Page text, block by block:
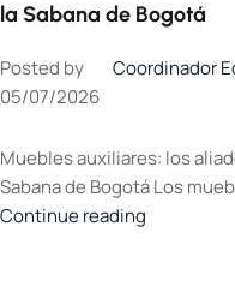
la Sabana de Bogotá
Posted by
Coordinador
05/07/2026
Muebles auxiliares: los
Sabana de Bogotá Los
Continue reading